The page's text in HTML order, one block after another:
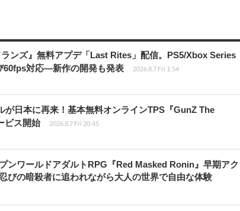
ランズ』無料アプデ「Last Rites」配信。PS5/Xbox Series
60fps対応―新作の開発も発表
2026.8.7 Fri 1:54
が日本に再来！基本無料オンラインTPS『GunZ The
ビス開始
2026.8.7 Fri 20:45
ンワールドアダルトRPG『Red Masked Ronin』早期アク
びの暗殺者に追われながら大人の世界で自由な体験